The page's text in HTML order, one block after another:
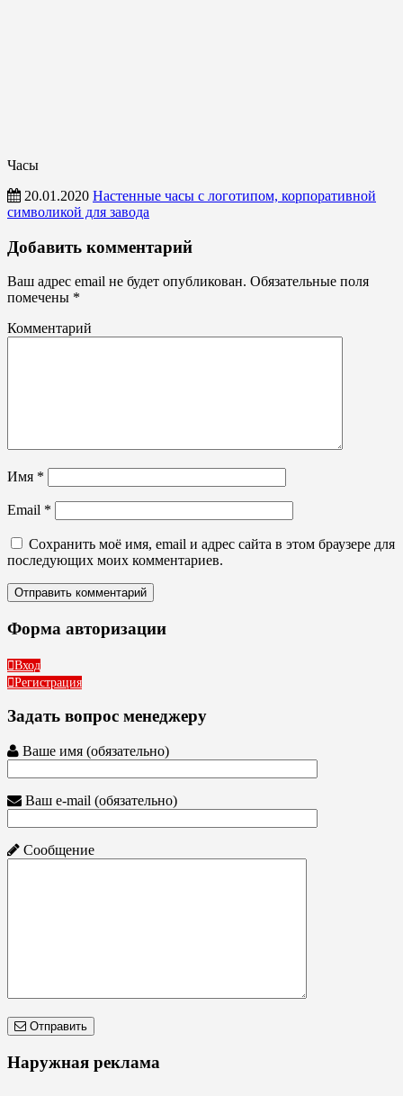
Часы
20.01.2020 Настенные часы с логотипом, корпоративной
символикой для завода
Часы
Добавить комментарий
Ваш адрес email не будет опубликован. Обязательные поля
помечены *
Комментарий
Имя *
Email *
Сохранить моё имя, email и адрес сайта в этом браузере для
последующих моих комментариев.
Форма авторизации
Вход
Регистрация
Задать вопрос менеджеру
Ваше имя (обязательно)
Ваш e-mail (обязательно)
Сообщение
Отправить
Наружная реклама